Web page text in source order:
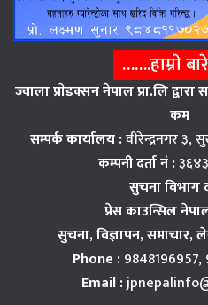
…….हाम्राे
ज्वाला प्राेडक्सन नेपाल प्रा.लि
कम
सम्पर्क कार्यालय :वीरेन्द्रनगर ३,
कम्पनी दर्ता नं :
सुचना विभाग
प्रेस काउन्सिल
सुचना, विज्ञापन,समाचार,
Phone :
Email :